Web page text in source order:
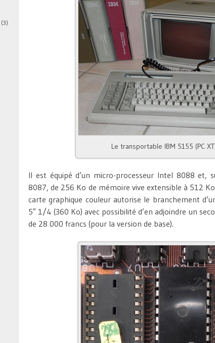
Le transportable IBM 5155 (PC
Il est équipé d’un micro-processeur Intel 8088 et,
8087, de 256 Ko de mémoire vive extensible à 512
carte graphique couleur autorise le branchement
5″ 1/4 (360 Ko) avec possibilité d’en adjoindre un
de 28 000 francs (pour la version de base).
(3)